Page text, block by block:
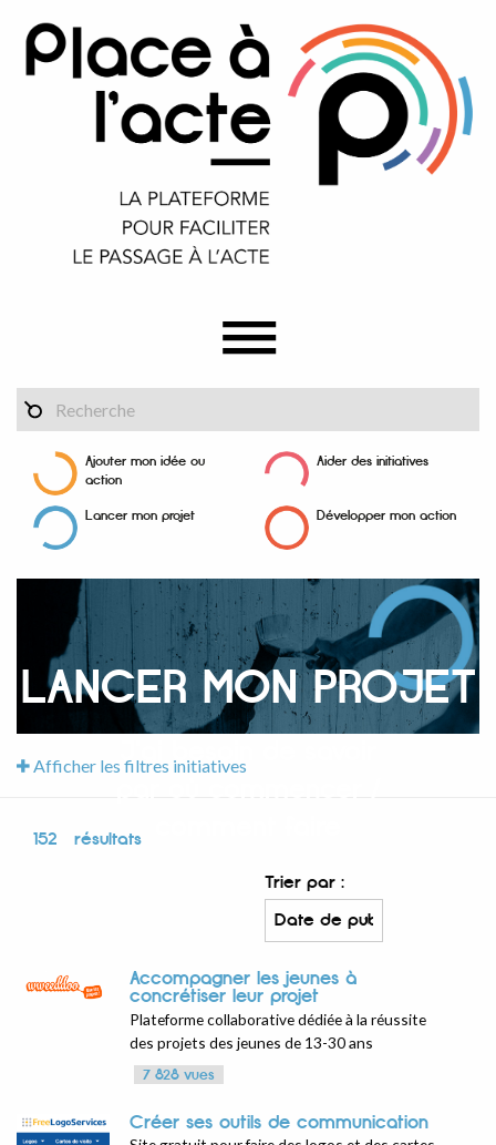
Ajouter mon idée ou
action
Aider des initiatives
Lancer mon projet Développer mon action
LANCER MON PROJET
J'ai besoin de savoir
Afficher les filtres initiatives
152 résultats
Trier par :
Accompagner les jeunes à
concrétiser leur projet
Plateforme collaborative dédiée à la réussite
des projets des jeunes de 13-30 ans
7 828 vues
Créer ses outils de communication